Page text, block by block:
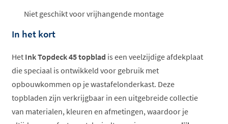
Niet geschikt voor vrijhangende montage
In het kort
Het Ink Topdeck 45 topblad is een veelzijdige afdekplaat
die speciaal is ontwikkeld voor gebruik met
opbouwkommen op je wastafelonderkast. Deze
topbladen zijn verkrijgbaar in een uitgebreide collectie
van materialen, kleuren en afmetingen, waardoor je